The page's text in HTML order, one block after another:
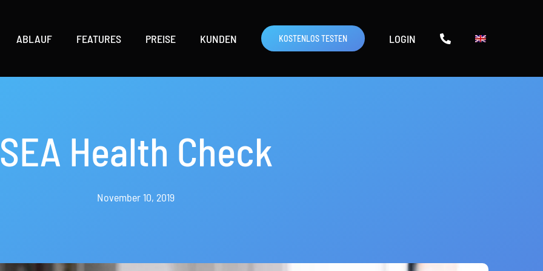
ABLAUF FEATURES PREISE KUNDEN KOSTENLOS TESTEN LOGIN
SEA Health Check
November 10, 2019